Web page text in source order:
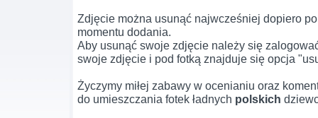
Zdjęcie można usunąć najwcześniej dopiero
momentu dodania.
Aby usunąć swoje zdjęcie należy się
swoje zdjęcie i pod fotką znajduje się opcja
Życzymy miłej zabawy w ocenianiu oraz
do umieszczania fotek ładnych polskich